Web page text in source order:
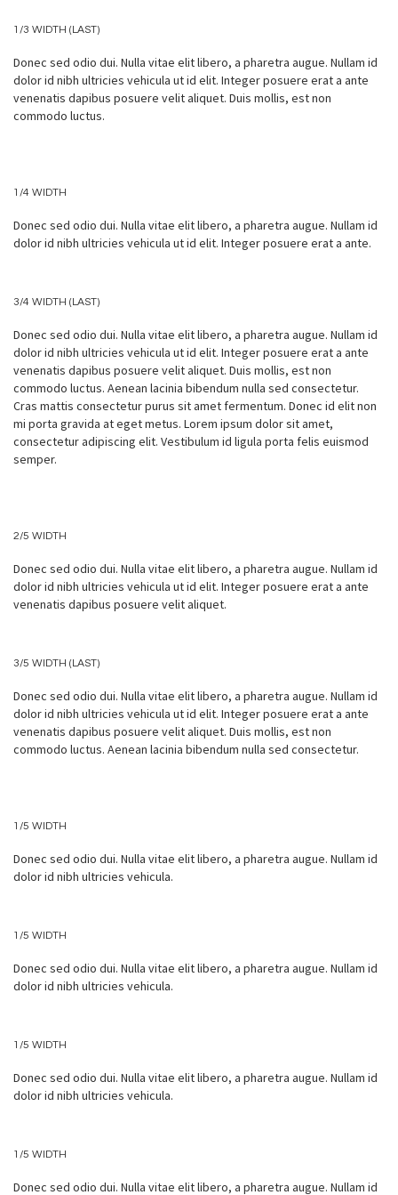
1/3 WIDTH (LAST)
Donec sed odio dui. Nulla vitae elit libero, a pharetra augue. Nullam id
dolor id nibh ultricies vehicula ut id elit. Integer posuere erat a ante
venenatis dapibus posuere velit aliquet. Duis mollis, est non
commodo luctus.
1/4 WIDTH
Donec sed odio dui. Nulla vitae elit libero, a pharetra augue. Nullam id
dolor id nibh ultricies vehicula ut id elit. Integer posuere erat a ante.
3/4 WIDTH (LAST)
Donec sed odio dui. Nulla vitae elit libero, a pharetra augue. Nullam id
dolor id nibh ultricies vehicula ut id elit. Integer posuere erat a ante
venenatis dapibus posuere velit aliquet. Duis mollis, est non
commodo luctus. Aenean lacinia bibendum nulla sed consectetur.
Cras mattis consectetur purus sit amet fermentum. Donec id elit non
mi porta gravida at eget metus. Lorem ipsum dolor sit amet,
consectetur adipiscing elit. Vestibulum id ligula porta felis euismod
semper.
2/5 WIDTH
Donec sed odio dui. Nulla vitae elit libero, a pharetra augue. Nullam id
dolor id nibh ultricies vehicula ut id elit. Integer posuere erat a ante
venenatis dapibus posuere velit aliquet.
3/5 WIDTH (LAST)
Donec sed odio dui. Nulla vitae elit libero, a pharetra augue. Nullam id
dolor id nibh ultricies vehicula ut id elit. Integer posuere erat a ante
venenatis dapibus posuere velit aliquet. Duis mollis, est non
commodo luctus. Aenean lacinia bibendum nulla sed consectetur.
1/5 WIDTH
Donec sed odio dui. Nulla vitae elit libero, a pharetra augue. Nullam id
dolor id nibh ultricies vehicula.
1/5 WIDTH
Donec sed odio dui. Nulla vitae elit libero, a pharetra augue. Nullam id
dolor id nibh ultricies vehicula.
1/5 WIDTH
Donec sed odio dui. Nulla vitae elit libero, a pharetra augue. Nullam id
dolor id nibh ultricies vehicula.
1/5 WIDTH
Donec sed odio dui. Nulla vitae elit libero, a pharetra augue. Nullam id